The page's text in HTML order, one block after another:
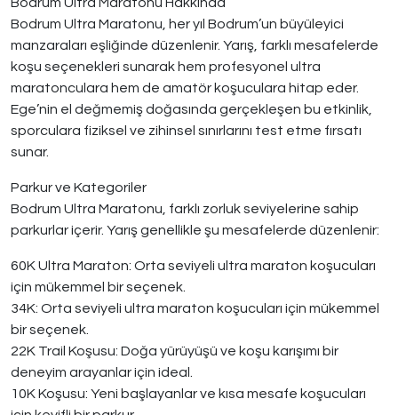
Bodrum Ultra Maratonu, her yıl Bodrum’un büyüleyici
manzaraları eşliğinde düzenlenir. Yarış, farklı mesafelerde
koşu seçenekleri sunarak hem profesyonel ultra
maratonculara hem de amatör koşuculara hitap eder.
Ege’nin el değmemiş doğasında gerçekleşen bu etkinlik,
sporculara fiziksel ve zihinsel sınırlarını test etme fırsatı
sunar.
Parkur ve Kategoriler
Bodrum Ultra Maratonu, farklı zorluk seviyelerine sahip
parkurlar içerir. Yarış genellikle şu mesafelerde düzenlenir:
60K Ultra Maraton: Orta seviyeli ultra maraton koşucuları
için mükemmel bir seçenek.
34K: Orta seviyeli ultra maraton koşucuları için mükemmel
bir seçenek.
22K Trail Koşusu: Doğa yürüyüşü ve koşu karışımı bir
deneyim arayanlar için ideal.
10K Koşusu: Yeni başlayanlar ve kısa mesafe koşucuları